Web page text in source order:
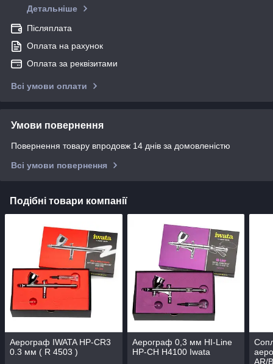
Детальніше
Післяплата
Оплата на рахунок
Оплата за реквізитами
Всі умови оплати
Умови повернення
Повернення товару впродовж 14 днів за домовленістю
Всі умови повернення
Подібні товари компанії
Аерограф IWATA HP-CR3
0.3 мм ( R 4503 )
Аерограф 0,3 мм HI-Line
HP-CH H4100 Iwata
AR/